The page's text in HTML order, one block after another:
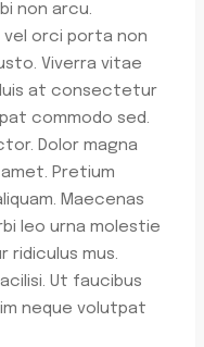
non arcu.
orci porta non
Viverra vitae
at consectetur
commodo sed.
Dolor magna
Pretium
Maecenas
leo urna molestie
mus.
Ut faucibus
neque volutpat